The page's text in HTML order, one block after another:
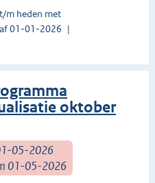
m heden met
01-01-2026
oktober
05-2026
01-05-2026